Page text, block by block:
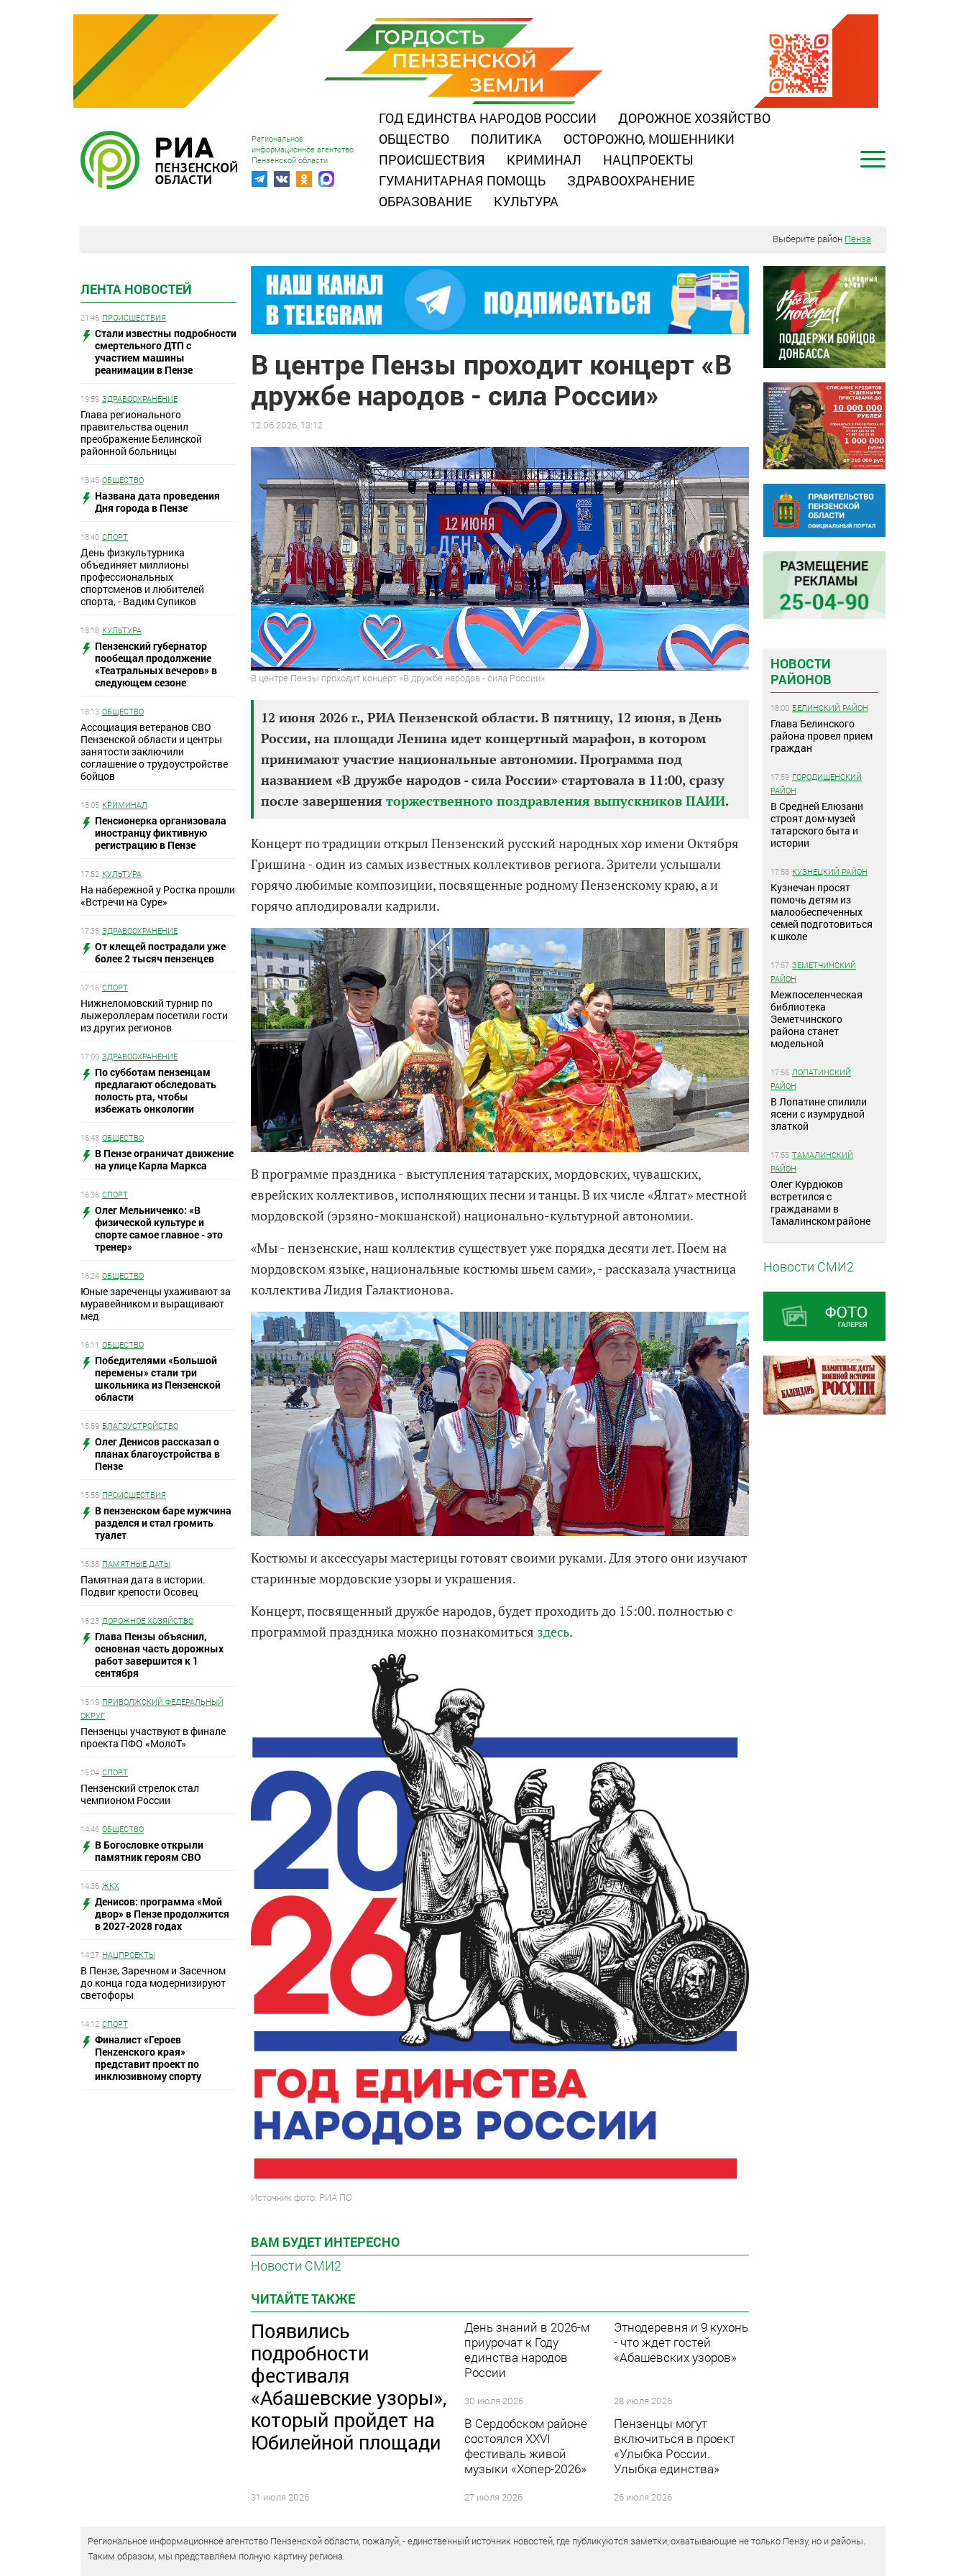
Региональное
информационное агентство
Пензенской области
ГОД ЕДИНСТВА НАРОДОВ РОССИИ
ДОРОЖНОЕ ХОЗЯЙСТВО
ОБЩЕСТВО
ПОЛИТИКА
ОСТОРОЖНО, МОШЕННИКИ
ПРОИСШЕСТВИЯ
КРИМИНАЛ
НАЦПРОЕКТЫ
ГУМАНИТАРНАЯ ПОМОЩЬ
ЗДРАВООХРАНЕНИЕ
ОБРАЗОВАНИЕ
КУЛЬТУРА
Выберите район Пенза
ЛЕНТА НОВОСТЕЙ
21:46 ПРОИСШЕСТВИЯ
Стали известны подробности
смертельного ДТП с
участием машины
реанимации в Пензе
19:59 ЗДРАВООХРАНЕНИЕ
Глава регионального
правительства оценил
преображение Белинской
районной больницы
18:45 ОБЩЕСТВО
Названа дата проведения
Дня города в Пензе
18:40 СПОРТ
День физкультурника
объединяет миллионы
профессиональных
спортсменов и любителей
спорта, - Вадим Супиков
18:18 КУЛЬТУРА
Пензенский губернатор
пообещал продолжение
«Театральных вечеров» в
следующем сезоне
18:13 ОБЩЕСТВО
Ассоциация ветеранов СВО
Пензенской области и центры
занятости заключили
соглашение о трудоустройстве
бойцов
18:05 КРИМИНАЛ
Пенсионерка организовала
иностранцу фиктивную
регистрацию в Пензе
17:52 КУЛЬТУРА
На набережной у Ростка прошли
«Встречи на Суре»
17:35 ЗДРАВООХРАНЕНИЕ
От клещей пострадали уже
более 2 тысяч пензенцев
17:16 СПОРТ
Нижнеломовский турнир по
лыжероллерам посетили гости
из других регионов
17:00 ЗДРАВООХРАНЕНИЕ
По субботам пензенцам
предлагают обследовать
полость рта, чтобы
избежать онкологии
16:43 ОБЩЕСТВО
В Пензе ограничат движение
на улице Карла Маркса
16:36 СПОРТ
Олег Мельниченко: «В
физической культуре и
спорте самое главное - это
тренер»
16:24 ОБЩЕСТВО
Юные зареченцы ухаживают за
муравейником и выращивают
мед
16:11 ОБЩЕСТВО
Победителями «Большой
перемены» стали три
школьника из Пензенской
области
15:59 БЛАГОУСТРОЙСТВО
Олег Денисов рассказал о
планах благоустройства в
Пензе
15:55 ПРОИСШЕСТВИЯ
В пензенском баре мужчина
разделся и стал громить
туалет
15:38 ПАМЯТНЫЕ ДАТЫ
Памятная дата в истории.
Подвиг крепости Осовец
15:23 ДОРОЖНОЕ ХОЗЯЙСТВО
Глава Пензы объяснил,
основная часть дорожных
работ завершится к 1
сентября
15:19 ПРИВОЛЖСКИЙ ФЕДЕРАЛЬНЫЙ
ОКРУГ
Пензенцы участвуют в финале
проекта ПФО «МолоТ»
15:04 СПОРТ
Пензенский стрелок стал
чемпионом России
14:46 ОБЩЕСТВО
В Богословке открыли
памятник героям СВО
14:36 ЖКХ
Денисов: программа «Мой
двор» в Пензе продолжится
в 2027-2028 годах
14:27 НАЦПРОЕКТЫ
В Пензе, Заречном и Засечном
до конца года модернизируют
светофоры
14:12 СПОРТ
Финалист «Героев
Пенzенского края»
представит проект по
инклюзивному спорту
В центре Пензы проходит концерт «В
дружбе народов - сила России»
12.06.2026, 13:12
В центре Пензы проходит концерт «В дружбе народов - сила России»
12 июня 2026 г., РИА Пензенской области. В пятницу, 12 июня, в День
России, на площади Ленина идет концертный марафон, в котором
принимают участие национальные автономии. Программа под
названием «В дружбе народов - сила России» стартовала в 11:00, сразу
после завершенияторжественного поздравления выпускников ПАИИ.
Концерт по традиции открыл Пензенский русский народных хор имени Октября
Гришина - один из самых известных коллективов региога. Зрители услышали
горячо любимые композиции, посвященные родному Пензенскому краю, а и
горячо аплодировали кадрили.
В программе праздника - выступления татарских, мордовских, чувашских,
еврейских коллективов, исполняющих песни и танцы. В их числе «Ялгат» местной
мордовской (эрзяно-мокшанской) национально-культурной автономии.
«Мы - пензенские, наш коллектив существует уже порядка десяти лет. Поем на
мордовском языке, национальные костюмы шьем сами», - рассказала участница
коллектива Лидия Галактионова.
Костюмы и аксессуары мастерицы готовят своими руками. Для этого они изучают
старинные мордовские узоры и украшения.
Концерт, посвященный дружбе народов, будет проходить до 15:00. полностью с
программой праздника можно познакомиться здесь.
Источник фото: РИА ПО
ВАМ БУДЕТ ИНТЕРЕСНО
Новости СМИ2
ЧИТАЙТЕ ТАКЖЕ
Появились
подробности
фестиваля
«Абашевские узоры»,
который пройдет на
Юбилейной площади
31 июля 2026
День знаний в 2026-м
приурочат к Году
единства народов
России
30 июля 2026
Этнодеревня и 9 кухонь
- что ждет гостей
«Абашевских узоров»
28 июля 2026
В Сердобском районе
состоялся XXVI
фестиваль живой
музыки «Хопер-2026»
27 июля 2026
Пензенцы могут
включиться в проект
«Улыбка России.
Улыбка единства»
26 июля 2026
НОВОСТИ
РАЙОНОВ
18:00 БЕЛИНСКИЙ РАЙОН
Глава Белинского
района провел прием
граждан
17:59 ГОРОДИЩЕНСКИЙ
РАЙОН
В Средней Елюзани
строят дом-музей
татарского быта и
истории
17:58 КУЗНЕЦКИЙ РАЙОН
Кузнечан просят
помочь детям из
малообеспеченных
семей подготовиться
к школе
17:57 ЗЕМЕТЧИНСКИЙ
РАЙОН
Межпоселенческая
библиотека
Земетчинского
района станет
модельной
17:56 ЛОПАТИНСКИЙ
РАЙОН
В Лопатине спилили
ясени с изумрудной
златкой
17:55 ТАМАЛИНСКИЙ
РАЙОН
Олег Курдюков
встретился с
гражданами в
Тамалинском районе
Новости СМИ2
Региональное информационное агентство Пензенской области, пожалуй, - единственный источник новостей, где публикуются заметки, охватывающие не только Пензу, но и районы.
Таким образом, мы представляем полную картину региона.